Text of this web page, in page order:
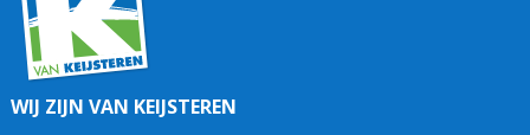
WIJ ZIJN VAN KEIJSTEREN